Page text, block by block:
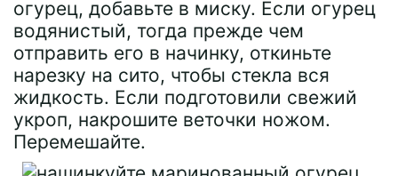
огурец, добавьте в миску. Если огурец
водянистый, тогда прежде чем
отправить его в начинку, откиньте
нарезку на сито, чтобы стекла вся
жидкость. Если подготовили свежий
укроп, накрошите веточки ножом.
Перемешайте.